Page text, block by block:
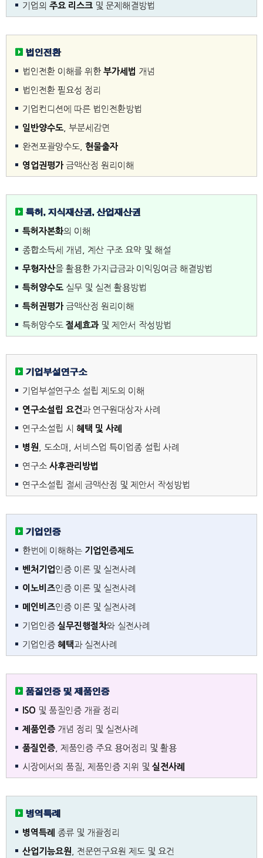
기업의 주요 리스크 및 문제해결방법
법인전환
법인전환 이해를 위한 부가세법 개념
법인전환 필요성 정리
기업컨디션에 따른 법인전환방법
일반양수도 , 부분세감면
완전포괄양수도, 현물출자
영업권평가금액산정 원리이해
특허, 지식재산권, 산업재산권
특허자본화의 이해
종합소득세 개념, 계산 구조 요약 및 해설
무형자산을 활용한 가지급금과 이익잉여금 해결방법
특허양수도 실무 및 실전 활용방법
특허권평가금액산정 원리이해
특허양수도 절세효과 및 제안서 작성방법
기업부설연구소
기업부설연구소 설립 제도의 이해
연구소설립 요건과 연구원대상자 사례
연구소설립 시 혜택 및 사례
병원 , 도소매, 서비스업 특이업종 설립 사례
연구소 사후관리방법
연구소설립 절세 금액산정 및 제안서 작성방법
기업인증
한번에 이해하는 기업인증제도
벤처기업인증 이론 및 실전사례
이노비즈인증 이론 및 실전사례
메인비즈인증 이론 및 실전사례
기업인증 실무진행절차와 실전사례
기업인증 혜택과 실전사례
품질인증 및 제품인증
ISO 및 품질인증 개괄 정리
제품인증 개념 정리 및 실전사례
품질인증 , 제품인증 주요 용어정리 및 활용
시장에서의 품질, 제품인증 지위 및 실전사례
병역특례
병역특례 종류 및 개괄정리
산업기능요원 , 전문연구요원 제도 및 요건